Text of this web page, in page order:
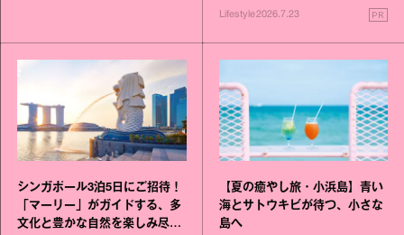
Lifestyle2026.7.23 PR
シンガポール3泊5日にご招待！
「マーリー」がガイドする、多
文化と豊かな自然を楽しみ尽く
【夏の癒やし旅・小浜島】青い
海とサトウキビが待つ、小さな
島へ